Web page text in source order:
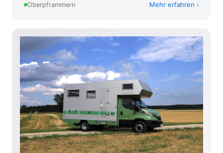
Oberpframmern Mehr erfahren